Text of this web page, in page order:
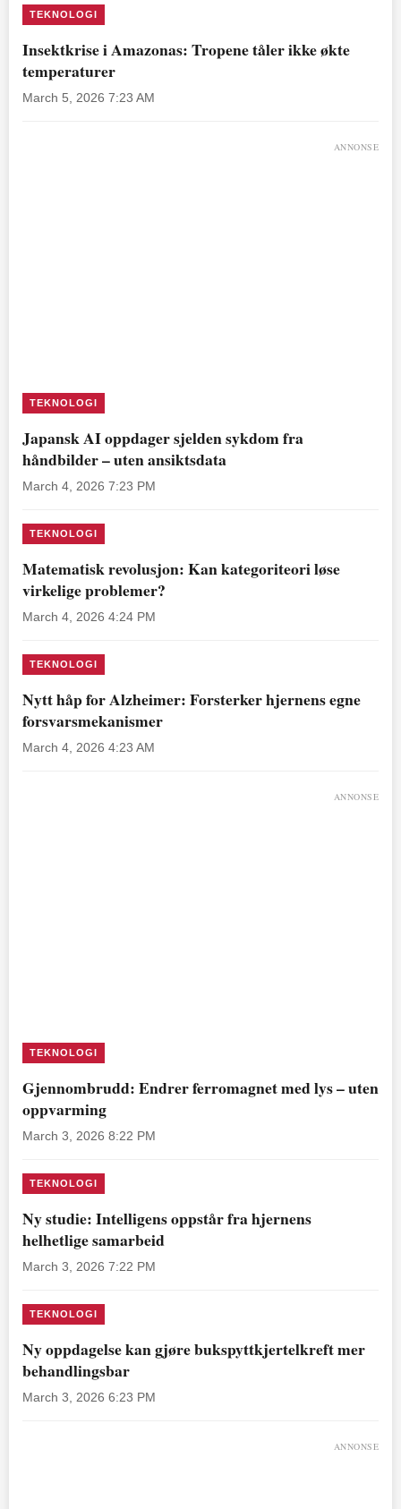
TEKNOLOGI
Insektkrise i Amazonas: Tropene tåler ikke økte
temperaturer
March 5, 2026 7:23 AM
ANNONSE
TEKNOLOGI
Japansk AI oppdager sjelden sykdom fra
håndbilder – uten ansiktsdata
March 4, 2026 7:23 PM
TEKNOLOGI
Matematisk revolusjon: Kan kategoriteori løse
virkelige problemer?
March 4, 2026 4:24 PM
TEKNOLOGI
Nytt håp for Alzheimer: Forsterker hjernens egne
forsvarsmekanismer
March 4, 2026 4:23 AM
ANNONSE
TEKNOLOGI
Gjennombrudd: Endrer ferromagnet med lys – uten
oppvarming
March 3, 2026 8:22 PM
TEKNOLOGI
Ny studie: Intelligens oppstår fra hjernens
helhetlige samarbeid
March 3, 2026 7:22 PM
TEKNOLOGI
Ny oppdagelse kan gjøre bukspyttkjertelkreft mer
behandlingsbar
March 3, 2026 6:23 PM
ANNONSE